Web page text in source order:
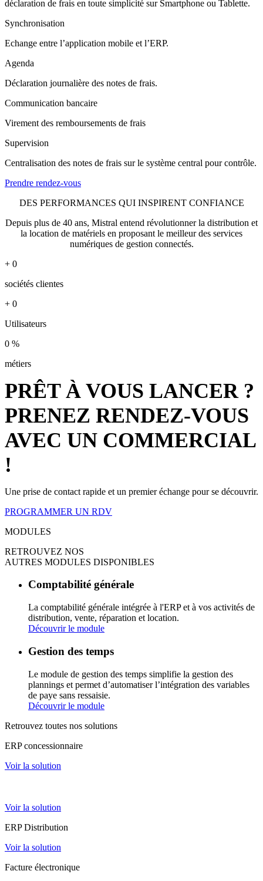
déclaration de frais en toute simplicité sur Smartphone ou Tablette.
Synchronisation
Echange entre l’application mobile et l’ERP.
Agenda
Déclaration journalière des notes de frais.
Communication bancaire
Virement des remboursements de frais
Supervision
Centralisation des notes de frais sur le système central pour contrôle.
Prendre rendez-vous
DES PERFORMANCES QUI INSPIRENT CONFIANCE
Depuis plus de 40 ans, Mistral entend révolutionner la distribution et
la location de matériels en proposant le meilleur des services
numériques de gestion connectés.
+ 0
sociétés clientes
+ 0
Utilisateurs
0 %
métiers
PRÊT À VOUS LANCER ?
PRENEZ RENDEZ-VOUS
AVEC UN COMMERCIAL
!
Une prise de contact rapide et un premier échange pour se découvrir.
PROGRAMMER UN RDV
MODULES
RETROUVEZ NOS
AUTRES MODULES DISPONIBLES
Comptabilité générale
La comptabilité générale intégrée à l'ERP et à vos activités de
distribution, vente, réparation et location.
Découvrir le module
Gestion des temps
Le module de gestion des temps simplifie la gestion des
plannings et permet d’automatiser l’intégration des variables
de paye sans ressaisie.
Découvrir le module
Retrouvez toutes nos solutions
ERP concessionnaire
Voir la solution
Voir la solution
ERP Distribution
Voir la solution
Facture électronique